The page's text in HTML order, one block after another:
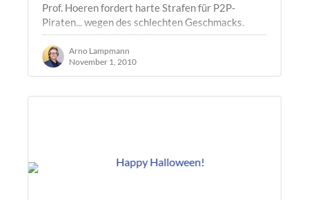
Prof. Hoeren fordert harte Strafen für P2P-
Piraten... wegen des schlechten Geschmacks.
http://bit.ly/9hCfA2 Wir werden uns bemühen! #
Bin neu bei Twitter. Nochmal: Hoeren…
Arno Lampmann
November 1, 2010